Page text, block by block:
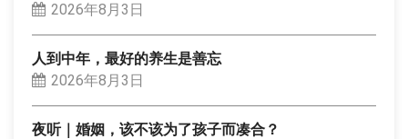
2026年8月3日
人到中年，最好的养生是善忘
2026年8月3日
夜听｜婚姻，该不该为了孩子而凑合？